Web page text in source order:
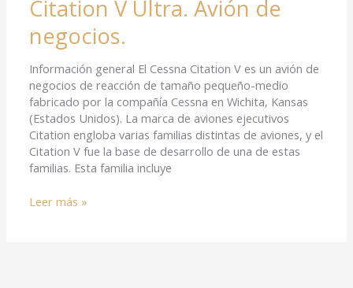
Citation V Ultra. Avión de
negocios.
Información general El Cessna Citation V es un avión de
negocios de reacción de tamaño pequeño-medio
fabricado por la compañía Cessna en Wichita, Kansas
(Estados Unidos). La marca de aviones ejecutivos
Citation engloba varias familias distintas de aviones, y el
Citation V fue la base de desarrollo de una de estas
familias. Esta familia incluye
Leer más »